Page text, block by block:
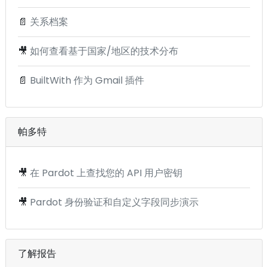
📄 关系档案
🎥 如何查看基于国家/地区的技术分布
📄 BuiltWith 作为 Gmail 插件
帕多特
🎥 在 Pardot 上查找您的 API 用户密钥
🎥 Pardot 身份验证和自定义字段同步演示
了解报告